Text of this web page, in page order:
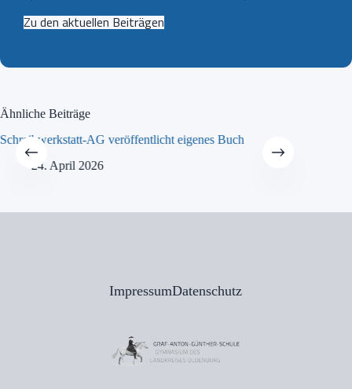
Zu den aktuellen Beiträgen
Ähnliche Beiträge
Schreibwerkstatt-AG veröffentlicht eigenes Buch
24. April 2026
ImpressumDatenschutz